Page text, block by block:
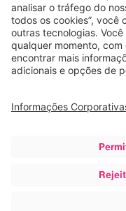
Filtro